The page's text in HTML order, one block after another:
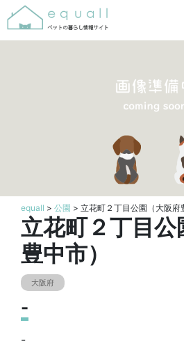
equall > 公園 > 立花町２丁目公園（大阪府
立花町２丁目公
豊中市）
大阪府
-
-